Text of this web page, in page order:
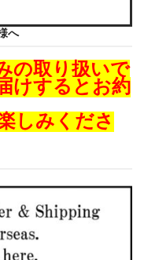
へ
の取り扱いで
けするとお約
しみくださ